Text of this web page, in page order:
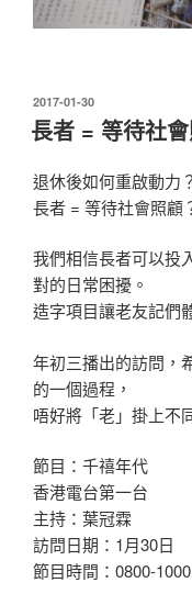
別
活
銀
髮）」
獎
項”
發
表
於
2017-01-30
長者 = 等待社
退休後如何重啟動力？
長者 = 等待社會照顧
我們相信長者可以投
對的日常困擾。
造字項目讓老友記們
年初三播出的訪問，
的一個過程，
唔好將「老」掛上不
節目：千禧年代
香港電台第一台
主持：葉冠霖
訪問日期：1月30日
節目時間：0800-1000